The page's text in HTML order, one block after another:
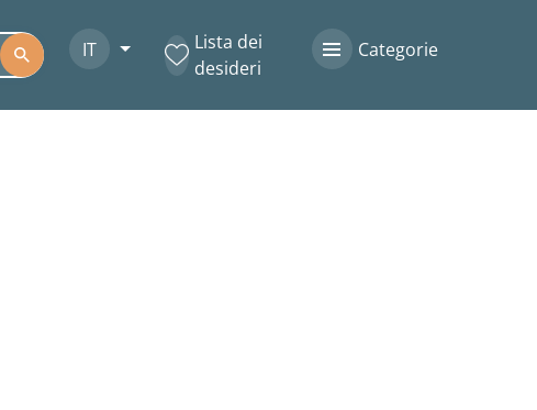
IT
Lista dei
desideri
Categorie